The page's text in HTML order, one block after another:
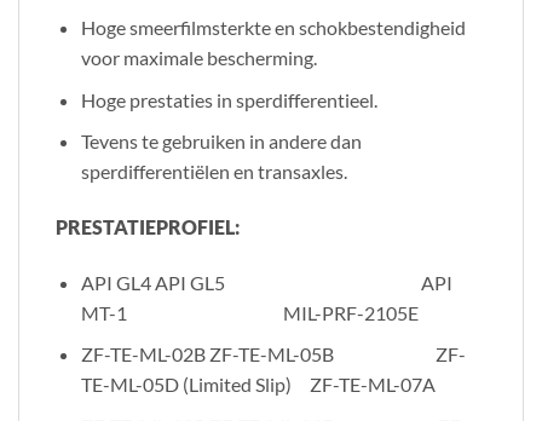
Hoge smeerfilmsterkte en schokbestendigheid
voor maximale bescherming.
Hoge prestaties in sperdifferentieel.
Tevens te gebruiken in andere dan
sperdifferentiëlen en transaxles.
PRESTATIEPROFIEL:
API GL4 API GL5 API
MT-1 MIL-PRF-2105E
ZF-TE-ML-02B ZF-TE-ML-05B ZF-
TE-ML-05D (Limited Slip) ZF-TE-ML-07A